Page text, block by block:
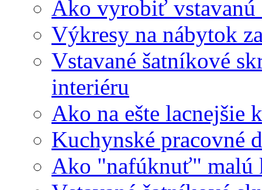
Ako vyrobiť vstavanú
Výkresy na nábytok
Vstavané šatníkové
interiéru
Ako na ešte lacnejšie
Kuchynské pracovné
Ako "nafúknuť" malú